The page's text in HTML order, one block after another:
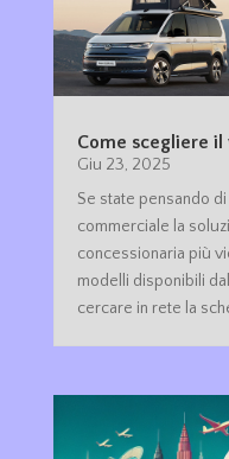
Come scegliere
Giu 23, 2025
Se state pensando
commerciale la
concessionaria più
modelli disponibili
cercare in rete la